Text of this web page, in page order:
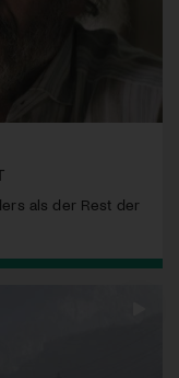
als der Rest der